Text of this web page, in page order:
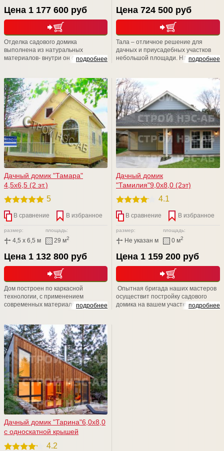
Цена 1 177 600 руб
подробнее
Отделка садового домика
выполнена из натуральных
материалов- внутри он отделан
Цена 724 500 руб
подробнее
Тала – отличное решение для
дачных и приусадебных участков
небольшой площади. На
постройки. Двухэтажный дом
позволяет получить две
просторные комнаты и веранду.
При этом он занимает совсем
немного места на участке
Дачный домик "Тамара"
4,5х6,5 (2 эт.)
5
В сравнение В избранное
размер:
4,5 x 6,5 м
площадь:
29 м2
Цена 1 132 800 руб
подробнее
Дом построен по каркасной
технологии, с применением
современных материалов. Простой,
Дачный домик
"Тамилия"9,0х8,0 (2эт)
4.1
В сравнение В избранное
размер:
Не указан м
площадь:
0 м2
Цена 1 159 200 руб
подробнее
Опытная бригада наших мастеров
осуществит постройку садового
домика на вашем участке в
Дачный домик "Тарина"6,0х8,0
с односкатной крышей
4.2